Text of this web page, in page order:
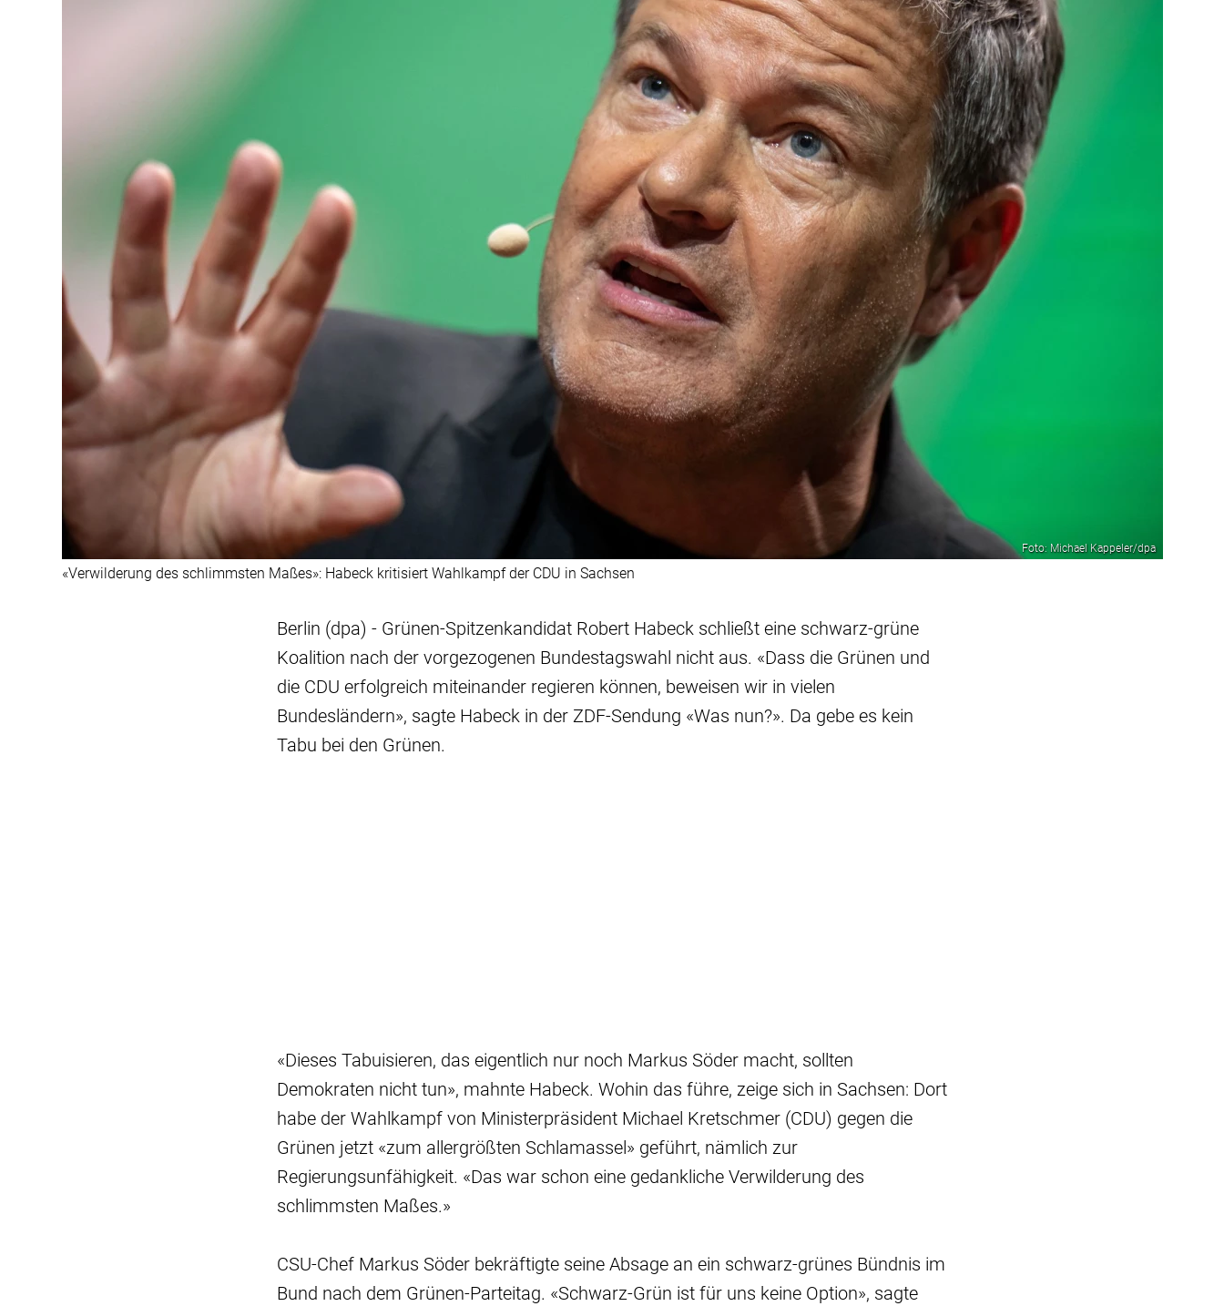
Foto: Michael Kappeler/dpa
«Verwilderung des schlimmsten Maßes»: Habeck kritisiert Wahlkampf der CDU in Sachsen
Berlin (dpa) - Grünen-Spitzenkandidat Robert Habeck schließt eine schwarz-grüne
Koalition nach der vorgezogenen Bundestagswahl nicht aus. «Dass die Grünen und
die CDU erfolgreich miteinander regieren können, beweisen wir in vielen
Bundesländern», sagte Habeck in der ZDF-Sendung «Was nun?». Da gebe es kein
Tabu bei den Grünen.
«Dieses Tabuisieren, das eigentlich nur noch Markus Söder macht, sollten
Demokraten nicht tun», mahnte Habeck. Wohin das führe, zeige sich in Sachsen: Dort
habe der Wahlkampf von Ministerpräsident Michael Kretschmer (CDU) gegen die
Grünen jetzt «zum allergrößten Schlamassel» geführt, nämlich zur
Regierungsunfähigkeit. «Das war schon eine gedankliche Verwilderung des
schlimmsten Maßes.»
CSU-Chef Markus Söder bekräftigte seine Absage an ein schwarz-grünes Bündnis im
Bund nach dem Grünen-Parteitag. «Schwarz-Grün ist für uns keine Option», sagte